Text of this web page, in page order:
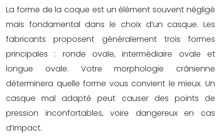
La forme de la coque est un élément souvent négligé
mais fondamental dans le choix d’un casque. Les
fabricants proposent généralement trois formes
principales : ronde ovale, intermédiaire ovale et
longue ovale. Votre morphologie crânienne
déterminera quelle forme vous convient le mieux. Un
casque mal adapté peut causer des points de
pression inconfortables, voire dangereux en cas
d’impact.